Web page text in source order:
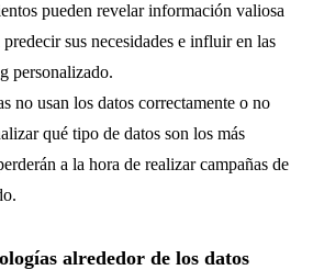
pueden revelar información valiosa
predecir sus necesidades e influir en las
personalizado.
no usan los datos correctamente o no
qué tipo de datos son los más
a la hora de realizar campañas de
alrededor de los datos